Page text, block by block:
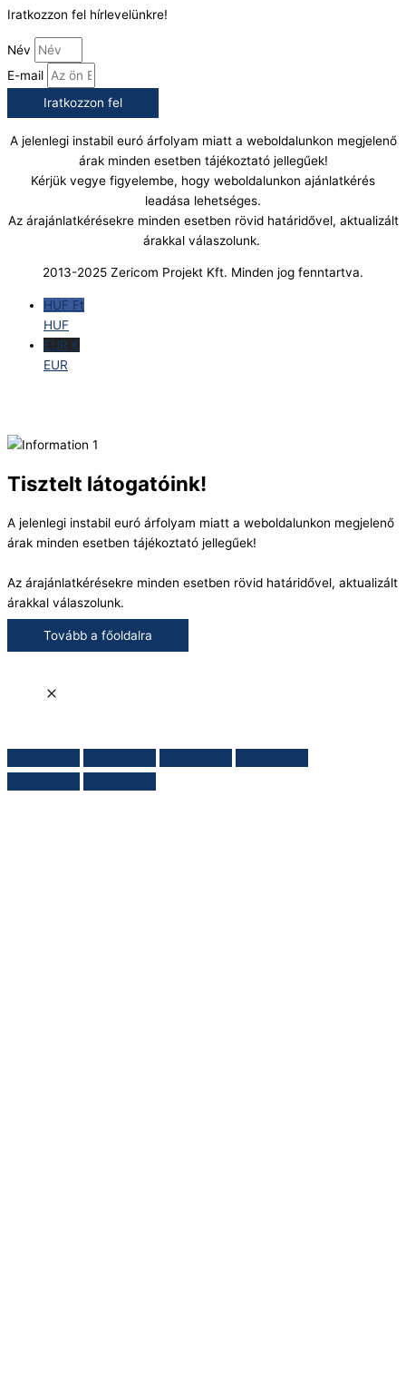
Iratkozzon fel hírlevelünkre!
Név
E-mail
Iratkozzon fel
A jelenlegi instabil euró árfolyam miatt a weboldalunkon megjelenő
árak minden esetben tájékoztató jellegűek!
Kérjük vegye figyelembe, hogy weboldalunkon ajánlatkérés
leadása lehetséges.
Az árajánlatkérésekre minden esetben rövid határidővel, aktualizált
árakkal válaszolunk.
2013-2025 Zericom Projekt Kft. Minden jog fenntartva.
HUF Ft
HUF
EUR €
EUR
Tisztelt látogatóink!
A jelenlegi instabil euró árfolyam miatt a weboldalunkon megjelenő
árak minden esetben tájékoztató jellegűek!
Az árajánlatkérésekre minden esetben rövid határidővel, aktualizált
árakkal válaszolunk.
Tovább a főoldalra